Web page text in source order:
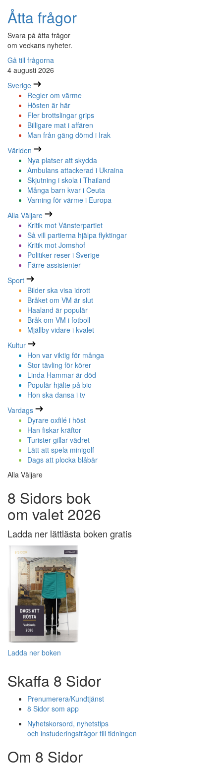
Åtta frågor
Svara på åtta frågor
om veckans nyheter.
Gå till frågorna
4 augusti 2026
Sverige
Regler om värme
Hösten är här
Fler brottslingar grips
Billigare mat i affären
Man från gäng dömd i Irak
Världen
Nya platser att skydda
Ambulans attackerad i Ukraina
Skjutning i skola i Thailand
Många barn kvar i Ceuta
Varning för värme i Europa
Alla Väljare
Kritik mot Vänsterpartiet
Så vill partierna hjälpa flyktingar
Kritik mot Jomshof
Politiker reser i Sverige
Färre assistenter
Sport
Bilder ska visa idrott
Bråket om VM är slut
Haaland är populär
Bråk om VM i fotboll
Mjällby vidare i kvalet
Kultur
Hon var viktig för många
Stor tävling för körer
Linda Hammar är död
Populär hjälte på bio
Hon ska dansa i tv
Vardags
Dyrare oxfilé i höst
Han fiskar kräftor
Turister gillar vädret
Lätt att spela minigolf
Dags att plocka blåbär
Alla Väljare
8 Sidors bok
om valet 2026
Ladda ner lättlästa boken gratis
Ladda ner boken
Skaffa 8 Sidor
Prenumerera/Kundtjänst
8 Sidor som app
Nyhetskorsord, nyhetstips
och instuderingsfrågor till tidningen
Om 8 Sidor